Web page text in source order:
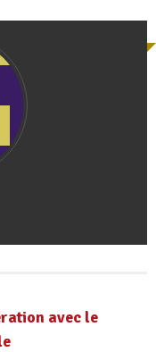
avec le